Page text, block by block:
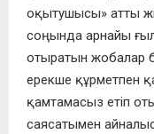
оқытушысы» атты
соңында арнайы
отыратын жобалар
ерекше құрметпен
қамтамасыз етіп
саясатымен